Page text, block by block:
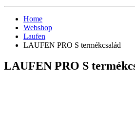
Home
Webshop
Laufen
LAUFEN PRO S termékcsalád
LAUFEN PRO S